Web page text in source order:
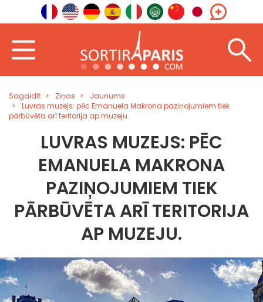
Sagaidīt Ziņas
Jaunums
Luvras muzejs: pēc Emanuela Makrona paziņojumiem tiek
pārbūvēta arī teritorija ap muzeju.
LUVRAS MUZEJS: PĒC
EMANUELA MAKRONA
PAZIŅOJUMIEM TIEK
PĀRBŪVĒTA ARĪ TERITORIJA
AP MUZEJU.